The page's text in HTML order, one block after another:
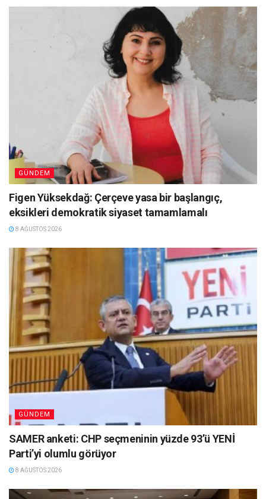
GÜNDEM
Figen Yüksekdağ: Çerçeve yasa bir başlangıç,
eksikleri demokratik siyaset tamamlamalı
8 AĞUSTOS 2026
GÜNDEM
SAMER anketi: CHP seçmeninin yüzde 93’ü YENİ
Parti’yi olumlu görüyor
8 AĞUSTOS 2026